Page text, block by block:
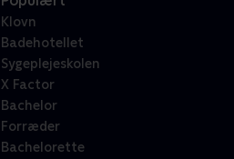
Klovn
Badehotellet
Sygeplejeskolen
X Factor
Bachelor
Forræder
Bachelorette